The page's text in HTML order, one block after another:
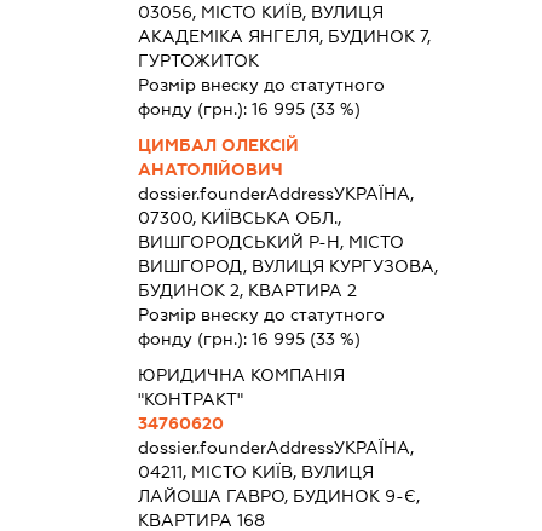
03056, МІСТО КИЇВ, ВУЛИЦЯ
АКАДЕМІКА ЯНГЕЛЯ, БУДИНОК 7,
ГУРТОЖИТОК
Розмір внеску до статутного
фонду (грн.): 16 995(33 %)
ЦИМБАЛ ОЛЕКСІЙ
АНАТОЛІЙОВИЧ
dossier.founderAddressУКРАЇНА,
07300, КИЇВСЬКА ОБЛ.,
ВИШГОРОДСЬКИЙ Р-Н, МІСТО
ВИШГОРОД, ВУЛИЦЯ КУРГУЗОВА,
БУДИНОК 2, КВАРТИРА 2
Розмір внеску до статутного
фонду (грн.): 16 995(33 %)
ЮРИДИЧНА КОМПАНІЯ
"КОНТРАКТ"
34760620
dossier.founderAddressУКРАЇНА,
04211, МІСТО КИЇВ, ВУЛИЦЯ
ЛАЙОША ГАВРО, БУДИНОК 9-Є,
КВАРТИРА 168